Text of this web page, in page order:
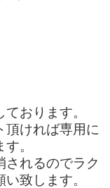
おります。
頂ければ専用に
。
されるのでラク
致します。